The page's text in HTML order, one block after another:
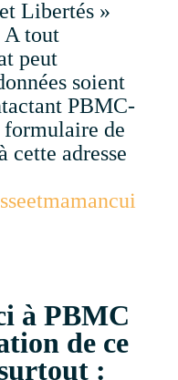
Libertés »
A tout
peut
soient
PBMC-
de
cette adresse
à PBMC
de ce
: